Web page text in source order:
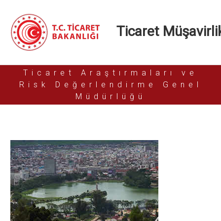
Ticaret
Ticaret Araştırmaları ve
Risk Değerlendirme Genel
Müdürlüğü